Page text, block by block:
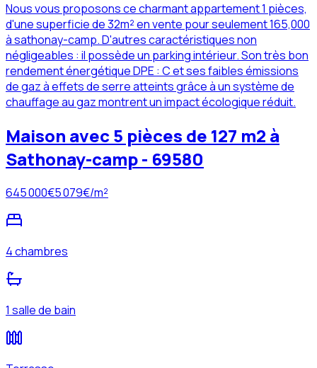
Nous vous proposons ce charmant appartement 1 pièces,
d'une superficie de 32m² en vente pour seulement 165,000
à sathonay-camp. D'autres caractéristiques non
négligeables : il possède un parking intérieur. Son très bon
rendement énergétique DPE : C et ses faibles émissions
de gaz à effets de serre atteints grâce à un système de
chauffage au gaz montrent un impact écologique réduit.
Maison avec 5 pièces de 127 m2 à
Sathonay-camp - 69580
645 000€5 079€/m²
4 chambres
1 salle de bain